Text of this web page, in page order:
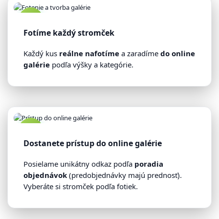
Fotíme každý stromček
Každý kus reálne nafotíme a zaradíme do online
galérie podľa výšky a kategórie.
Dostanete prístup do online galérie
Posielame unikátny odkaz podľa poradia
objednávok (predobjednávky majú prednosť).
Vyberáte si stromček podľa fotiek.